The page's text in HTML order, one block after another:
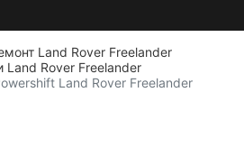
Land Rover Freelander
Land Rover Freelander
Land Rover Freelander